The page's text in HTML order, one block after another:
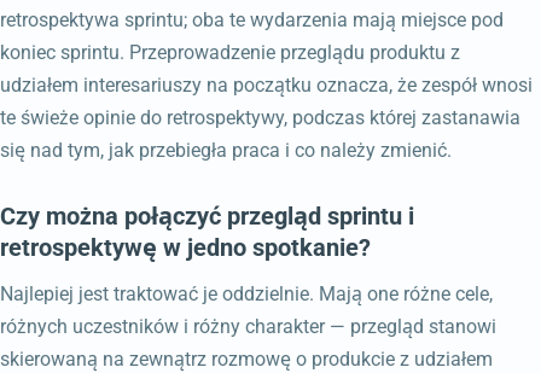
retrospektywa sprintu; oba te wydarzenia mają miejsce pod
koniec sprintu. Przeprowadzenie przeglądu produktu z
udziałem interesariuszy na początku oznacza, że zespół wnosi
te świeże opinie do retrospektywy, podczas której zastanawia
się nad tym, jak przebiegła praca i co należy zmienić.
Czy można połączyć przegląd sprintu i
retrospektywę w jedno spotkanie?
Najlepiej jest traktować je oddzielnie. Mają one różne cele,
różnych uczestników i różny charakter — przegląd stanowi
skierowaną na zewnątrz rozmowę o produkcie z udziałem